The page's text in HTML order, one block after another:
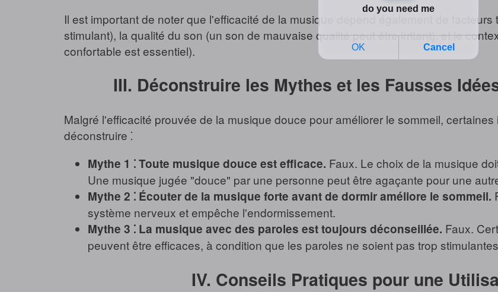
Il est important de noter que l'efficacité de la musique dépend également de
stimulant), la qualité du son (un son de mauvaise qualité peut être irritant), et le
confortable est essentiel).
III. Déconstruire les Mythes et les Fausses
Malgré l'efficacité prouvée de la musique douce pour améliorer le sommeil,
déconstruire ⁚
Mythe 1 ⁚ Toute musique douce est efficace. Faux. Le choix de la musique
Une musique jugée "douce" par une personne peut être agaçante pour une
Mythe 2 ⁚ Écouter de la musique forte avant de dormir améliore le sommeil.
système nerveux et empêche l'endormissement.
Mythe 3 ⁚ La musique avec des paroles est toujours déconseillée. Faux.
peuvent être efficaces, à condition que les paroles ne soient pas trop
IV. Conseils Pratiques pour une